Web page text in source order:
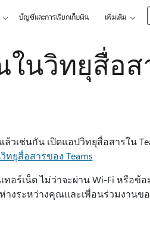
บัญชีและการเรียกเก็บเงิน เพิ่มเติม
นวิทยุสื่อส
ช่นกัน เปิดแอปวิทยุสื่อสารใน
ทยุสื่อสารของ Teams
ร์เน็ต ไม่ว่าจะผ่าน Wi-Fi หรือข้
างระหว่างคุณและเพื่อนร่วมงาน